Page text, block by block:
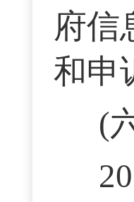
府信
和申
(